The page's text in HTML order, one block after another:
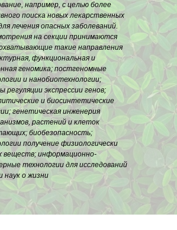
например, с целью более
поиска новых лекарственных
лечения опасных заболеваний.
на секции принимаются
такие направления
функциональная и
геномика; постгеномные
и нанобиотехнологии;
регуляции экспрессии генов;
и биосинтетические
генетическая инженерия
растений и клеток
биобезопасность;
получение физиологически
веществ; информационно-
технологии для исследований
наук о жизни